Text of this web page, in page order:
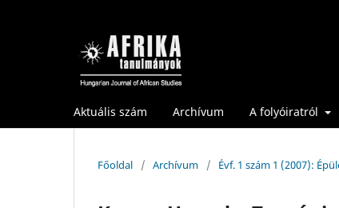
Aktuális szám Archívum A folyóiratról
Főoldal / Archívum / Évf. 1 szám 1 (2007):